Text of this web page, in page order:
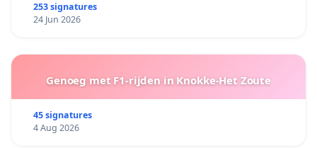
253 signatures
24 Jun 2026
Genoeg met F1-rijden in Knokke-Het Zoute
45 signatures
4 Aug 2026